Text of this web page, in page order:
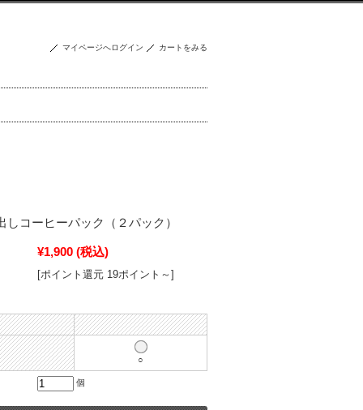
マイページへログイン カートをみる
コーヒーパック（２パック）
¥1,900 (税込)
[ポイント還元 19ポイント～]
○
個